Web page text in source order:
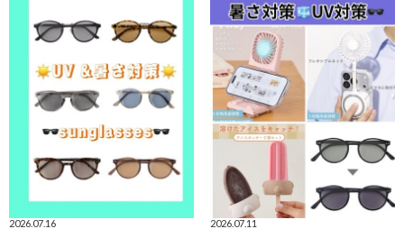
2026.07.16
2026.07.11